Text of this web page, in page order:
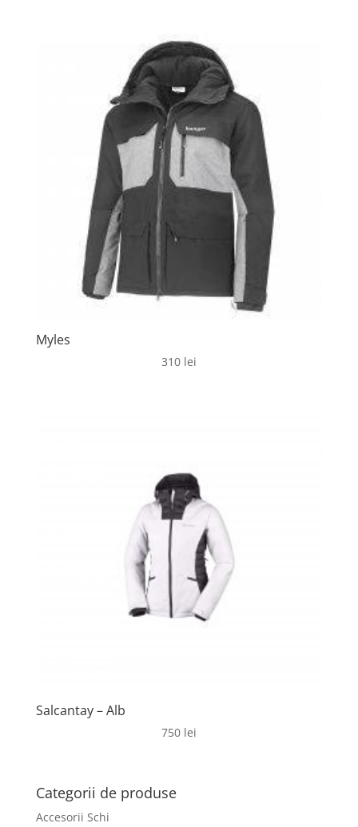
Myles
310 lei
Salcantay – Alb
750 lei
Categorii de produse
Accesorii Schi